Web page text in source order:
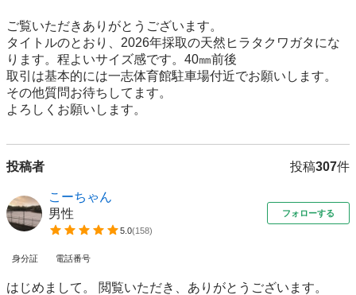
ご覧いただきありがとうございます。
タイトルのとおり、2026年採取の天然ヒラタクワガタにな
ります。程よいサイズ感です。40㎜前後
取引は基本的には一志体育館駐車場付近でお願いします。
その他質問お待ちしてます。
よろしくお願いします。
投稿者 投稿307件
こーちゃん
男性
5.0(158)
フォローする
身分証 電話番号
はじめまして。 閲覧いただき、ありがとうございます。